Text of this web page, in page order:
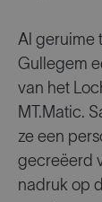
Al geruime
Gullegem
van het
MT.Matic.
ze een
gecreëerd
nadruk op